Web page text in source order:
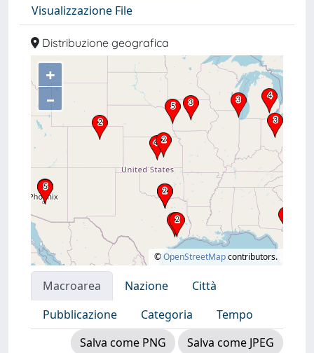
Visualizzazione File
Distribuzione geografica
+
–
©OpenStreetMapcontributors.
Macroarea Nazione
Città
Pubblicazione
Categoria
Tempo
Salva come PNG
Salva come JPEG